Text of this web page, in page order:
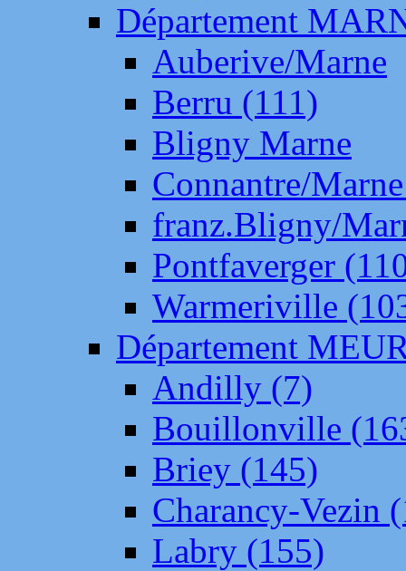
Département
Auberive/Marne
Berru (111)
Bligny Marne
Connantre/
franz.Bligny/
Pontfaverger
Warmeriville
Département
Andilly (7)
Bouillonville
Briey (145)
Charancy-Vezin
Labry (155)